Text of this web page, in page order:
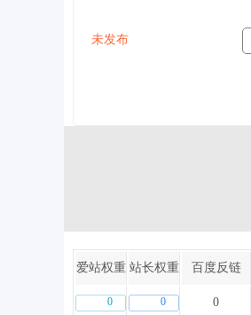
未发布
爱站权重 站长权重 百度反链
0 0 0